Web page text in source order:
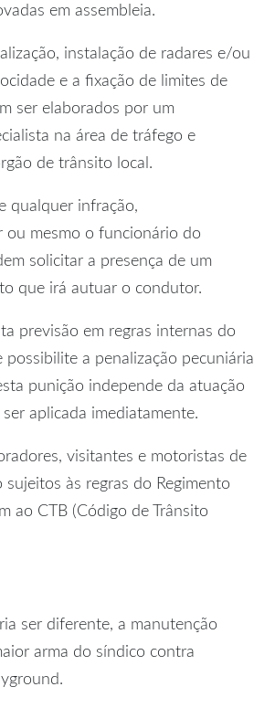
em assembleia.
instalação de radares e/ou
e a fixação de limites de
ser elaborados por um
na área de tráfego e
de trânsito local.
qualquer infração,
ou mesmo o funcionário do
solicitar a presença de um
que irá autuar o condutor.
previsão em regras internas do
possibilite a penalização pecuniária
punição independe da atuação
aplicada imediatamente.
visitantes e motoristas de
sujeitos às regras do Regimento
ao CTB (Código de Trânsito
ser diferente, a manutenção
arma do síndico contra